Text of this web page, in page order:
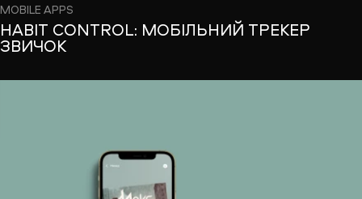
MOBILE APPS
HABIT СONTROL: МОБІЛЬНИЙ ТРЕКЕР
ЗВИЧОК